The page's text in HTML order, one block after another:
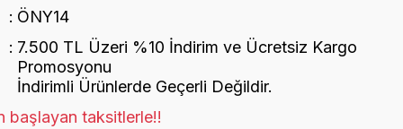
ÖNY14
7.500 TL Üzeri %10 İndirim ve Ücretsiz Kargo
Promosyonu
İndirimli Ürünlerde Geçerli Değildir.
başlayan taksitlerle!!